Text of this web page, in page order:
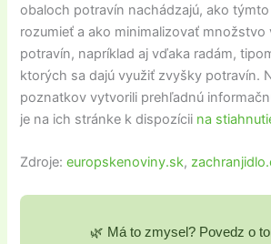
obaloch potravín nachádzajú, ako
rozumieť a ako minimalizovať množstvo
potravín, napríklad aj vďaka radám,
ktorých sa dajú využiť zvyšky potravín.
poznatkov vytvorili prehľadnú
je na ich stránke k dispozícii na
Zdroje:europskenoviny.sk,
🌿 Má to zmysel? Povedz o